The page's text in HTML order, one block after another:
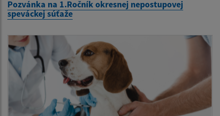
Pozvánka na 1.Ročník okresnej nepostupovej
speváckej súťaže